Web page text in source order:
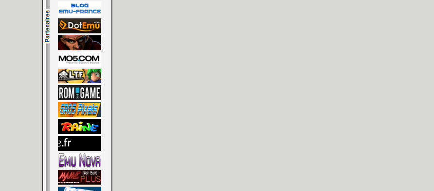
[Mo5] Deux inédits du
[GK] Le beat'em up The
[GK] Endless Legend 2 :
[LS] [PS5] Le WebKit
[GK] Oubliez Crazy Taxi,
[LS] [Switch] NSZ 5.0.0
[GK] No More Room in